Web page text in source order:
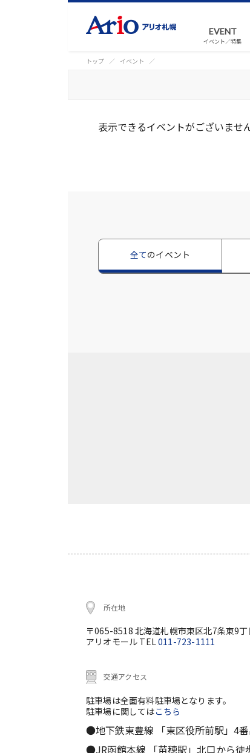
EVENT
イベント／特集
トップ イベント
表示できるイベントがございません
全てのイベント
所在地
〒065-8518 北海道札幌市東区北7条東9
アリオモール TEL011-723-1111
交通アクセス
駐車場は全面有料駐車場となります。
駐車場に関してはこちら
●地下鉄東豊線 「東区役所前駅」4
●JR函館本線 「苗穂駅」北口から徒